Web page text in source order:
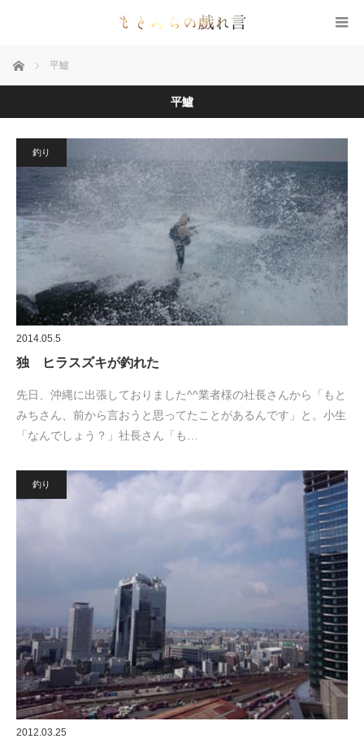
ホーム 平鱸
平鱸
釣り
2014.05.5
独 ヒラスズキが釣れた
先日、沖縄に出張しておりました^^業者様の社長さんから「もと
みちさん、前から言おうと思ってたことがあるんです」と。小生
「なんでしょう？」社長さん「も…
釣り
2012.03.25